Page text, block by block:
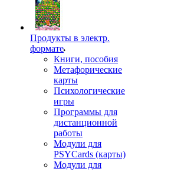
Продукты в электр.
формате
Книги, пособия
Метафорические
карты
Психологические
игры
Программы для
дистанционной
работы
Модули для
PSYCards (карты)
Модули для